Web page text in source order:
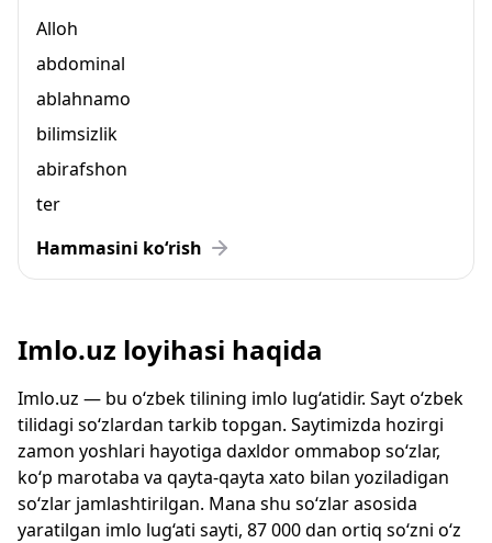
Alloh
abdominal
ablahnamo
bilimsizlik
abirafshon
ter
Hammasini ko‘rish
Imlo.uz loyihasi haqida
Imlo.uz — bu o‘zbek tilining imlo lug‘atidir. Sayt o‘zbek
tilidagi so‘zlardan tarkib topgan. Saytimizda hozirgi
zamon yoshlari hayotiga daxldor ommabop so‘zlar,
ko‘p marotaba va qayta-qayta xato bilan yoziladigan
so‘zlar jamlashtirilgan. Mana shu so‘zlar asosida
yaratilgan imlo lug‘ati sayti, 87 000 dan ortiq so‘zni o‘z